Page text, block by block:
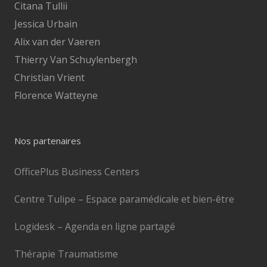
Citana Tullii
Jessica Urbain
Alix van der Vaeren
Thierry Van Schuylenbergh
Christian Vrient
Florence Watteyne
Nos partenaires
OfficePlus Business Centers
Centre Tulipe – Espace paramédicale et bien-être
Logidesk – Agenda en ligne partagé
Thérapie Traumatisme